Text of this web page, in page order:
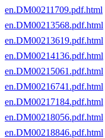
en.DM00211709.pdf.html
en.DM00213568.pdf.html
en.DM00213619.pdf.html
en.DM00214136.pdf.html
en.DM00215061.pdf.html
en.DM00216741.pdf.html
en.DM00217184.pdf.html
en.DM00218056.pdf.html
en.DM00218846.pdf.html